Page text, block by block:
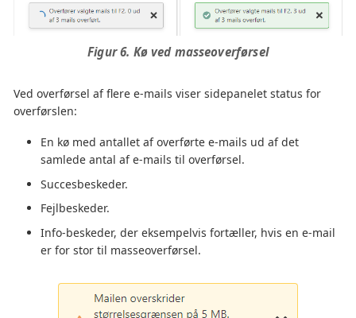
Figur 6. Kø ved masseoverførsel
Ved overførsel af flere e-mails viser sidepanelet status for
overførslen:
En kø med antallet af overførte e-mails ud af det
samlede antal af e-mails til overførsel.
Succesbeskeder.
Fejlbeskeder.
Info-beskeder, der eksempelvis fortæller, hvis en e-mail
er for stor til masseoverførsel.